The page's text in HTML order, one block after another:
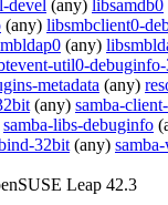
devel (any) libsamdb0
(any) libsmbclient0-
(any)
util0-
metadata (any)
(any) samba-
samba-libs-debuginfo
32bit (any)
Leap 42.3